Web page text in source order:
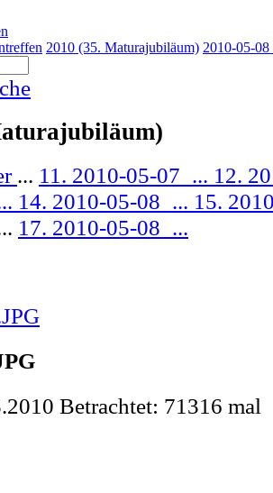
2010 (35. Maturajubiläum) 2010-05-
... 11. 2010-05-07_... 12.
14. 2010-05-08_... 15.
17. 2010-05-08_...
Betrachtet: 71316 mal